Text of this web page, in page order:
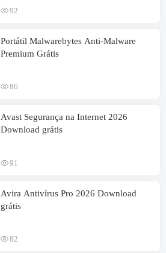
92
Portátil Malwarebytes Anti-Malware
Premium Grátis
86
Avast Segurança na Internet 2026
Download grátis
91
Avira Antivírus Pro 2026 Download
grátis
82